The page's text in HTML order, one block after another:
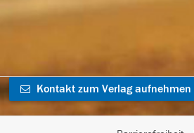
Kontakt zum Verlag aufnehmen